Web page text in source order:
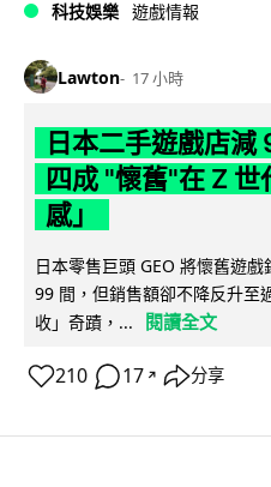
科技娛樂 遊戲情報
Lawton 17 小時
日本二手遊戲店減
四成 "懷舊"在 Z
感」
日本零售巨頭 GEO 將懷舊遊
99 間，但銷售額卻不降反升至
收」奇蹟，...
閱讀全文
210 17 ↗ 分享